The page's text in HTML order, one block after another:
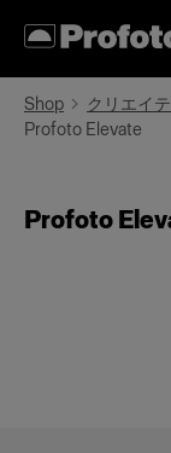
Shop
クリエイ
Profoto Elevate
Profoto